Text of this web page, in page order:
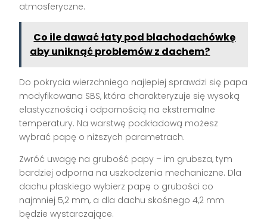
atmosferyczne.
Co ile dawać łaty pod blachodachówkę
aby uniknąć problemów z dachem?
Do pokrycia wierzchniego najlepiej sprawdzi się papa
modyfikowana SBS, która charakteryzuje się wysoką
elastycznością i odpornością na ekstremalne
temperatury. Na warstwę podkładową możesz
wybrać papę o niższych parametrach.
Zwróć uwagę na grubość papy – im grubsza, tym
bardziej odporna na uszkodzenia mechaniczne. Dla
dachu płaskiego wybierz papę o grubości co
najmniej 5,2 mm, a dla dachu skośnego 4,2 mm
będzie wystarczające.